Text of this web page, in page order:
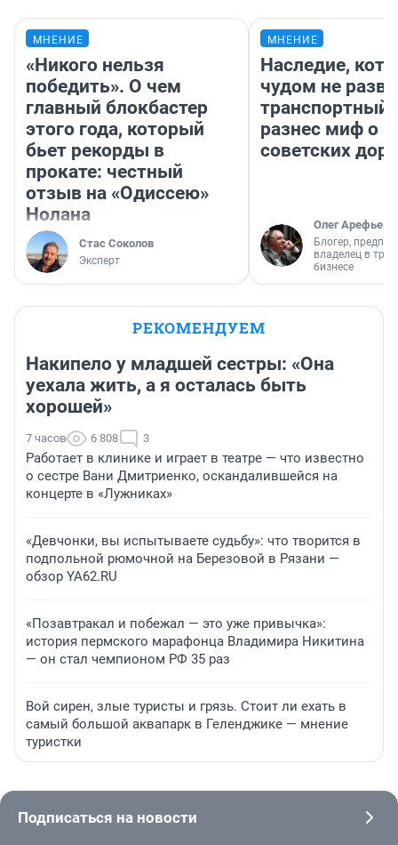
МНЕНИЕ
«Никого нельзя
победить». О чем
главный блокбастер
этого года, который
бьет рекорды в
прокате: честный
отзыв на «Одиссею»
Нолана
Стас Соколов
Эксперт
МНЕНИЕ
Наследие,
чудом не
транспортный
разнес миф о
советских
Олег Арефьев
Блогер,
владелец в
бизнесе
РЕКОМЕНДУЕМ
Накипело у младшей сестры: «Она
уехала жить, а я осталась быть
хорошей»
7 часов 6 808 3
Работает в клинике и играет в театре — что известно
о сестре Вани Дмитриенко, оскандалившейся на
концерте в «Лужниках»
«Девчонки, вы испытываете судьбу»: что творится в
подпольной рюмочной на Березовой в Рязани —
обзор YA62.RU
«Позавтракал и побежал — это уже привычка»:
история пермского марафонца Владимира Никитина
— он стал чемпионом РФ 35 раз
Вой сирен, злые туристы и грязь. Стоит ли ехать в
самый большой аквапарк в Геленджике — мнение
туристки
Подписаться на новости